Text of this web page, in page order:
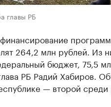
главы РБ
264,2 млн рублей. Из
бюджет, 75,5
РБ Радий Хабиров.
— второй